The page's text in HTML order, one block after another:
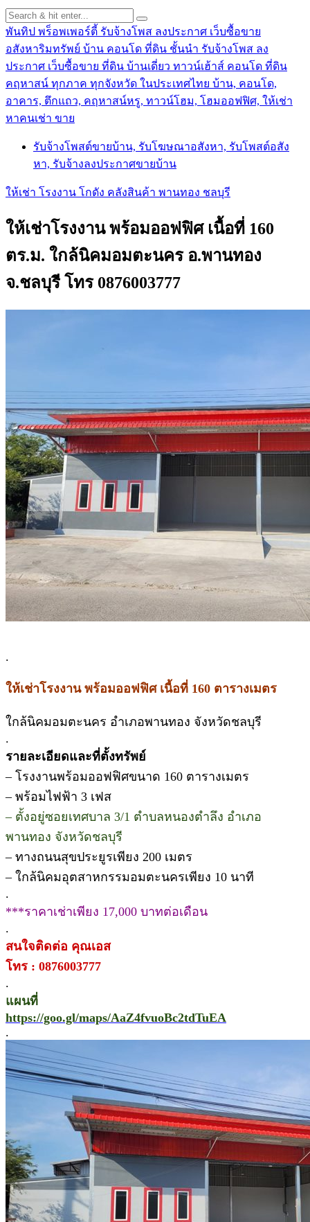
พันทิป พร็อพเพอร์ตี้ รับจ้างโพส ลงประกาศ เว็บซื้อขาย
อสังหาริมทรัพย์ บ้าน คอนโด ที่ดิน ชั้นนำ รับจ้างโพส ลง
ประกาศ เว็บซื้อขาย ที่ดิน บ้านเดี่ยว ทาวน์เฮ้าส์ คอนโด ที่ดิน
คฤหาสน์ ทุกภาค ทุกจังหวัด ในประเทศไทย บ้าน, คอนโด,
อาคาร, ตึกแถว, คฤหาสน์หรู, ทาวน์โฮม, โฮมออฟฟิศ, ให้เช่า
หาคนเช่า ขาย
รับจ้างโพสต์ขายบ้าน, รับโฆษณาอสังหา, รับโพสต์อสัง
หา, รับจ้างลงประกาศขายบ้าน
ให้เช่า โรงงาน โกดัง คลังสินค้า พานทอง ชลบุรี
ให้เช่าโรงงาน พร้อมออฟฟิศ เนื้อที่ 160
ตร.ม. ใกล้นิคมอมตะนคร อ.พานทอง
จ.ชลบุรี โทร 0876003777
.
ให้เช่าโรงงาน พร้อมออฟฟิศ เนื้อที่ 160 ตารางเมตร
ใกล้นิคมอมตะนคร อำเภอพานทอง จังหวัดชลบุรี
.
รายละเอียดและที่ตั้งทรัพย์
– โรงงานพร้อมออฟฟิศขนาด 160 ตารางเมตร
– พร้อมไฟฟ้า 3 เฟส
– ตั้งอยู่ซอยเทศบาล 3/1 ตำบลหนองตำลึง อำเภอ
พานทอง จังหวัดชลบุรี
– ทางถนนสุขประยูรเพียง 200 เมตร
– ใกล้นิคมอุตสาหกรรมอมตะนครเพียง 10 นาที
.
***ราคาเช่าเพียง 17,000 บาทต่อเดือน
.
สนใจติดต่อ คุณเอส
โทร : 0876003777
.
แผนที่
https://goo.gl/maps/AaZ4fvuoBc2tdTuEA
.